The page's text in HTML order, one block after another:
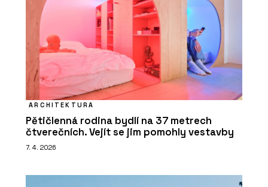
ARCHITEKTURA
Pětičlenná rodina bydlí na 37 metrech
čtverečních. Vejít se jim pomohly vestavby
7. 4. 2026